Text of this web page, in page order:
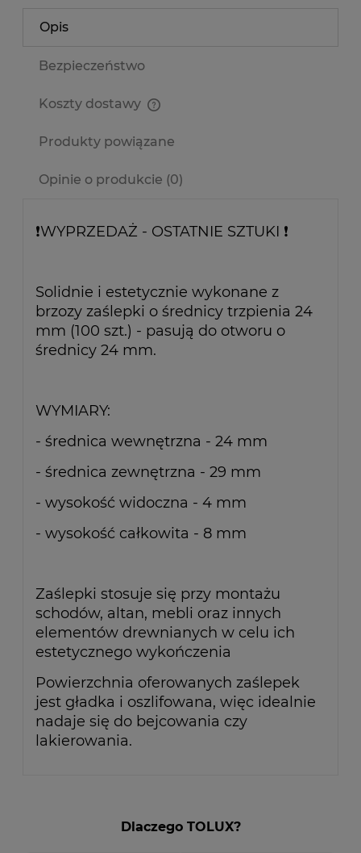
Opis
Bezpieczeństwo
Koszty dostawy
Produkty powiązane
Opinie o produkcie (0)
❗WYPRZEDAŻ - OSTATNIE SZTUKI ❗
Solidnie i estetycznie wykonane z
brzozy zaślepki o średnicy trzpienia 24
mm (100 szt.) - pasują do otworu o
średnicy 24 mm.
WYMIARY:
- średnica wewnętrzna - 24 mm
- średnica zewnętrzna - 29 mm
- wysokość widoczna - 4 mm
- wysokość całkowita - 8 mm
Zaślepki stosuje się przy montażu
schodów, altan, mebli oraz innych
elementów drewnianych w celu ich
estetycznego wykończenia
Powierzchnia oferowanych zaślepek
jest gładka i oszlifowana, więc idealnie
nadaje się do bejcowania czy
lakierowania.
Dlaczego TOLUX?